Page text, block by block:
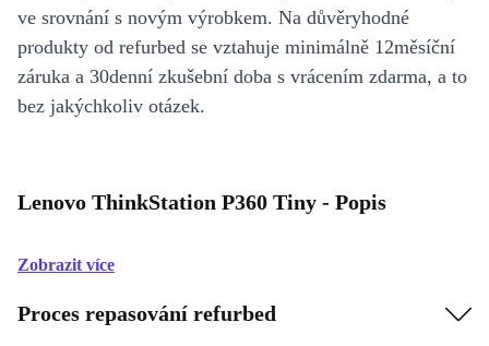
ve srovnání s novým výrobkem. Na důvěryhodné
produkty od refurbed se vztahuje minimálně 12měsíční
záruka a 30denní zkušební doba s vrácením zdarma, a to
bez jakýchkoliv otázek.
Lenovo ThinkStation P360 Tiny - Popis
Zobrazit více
Proces repasování refurbed